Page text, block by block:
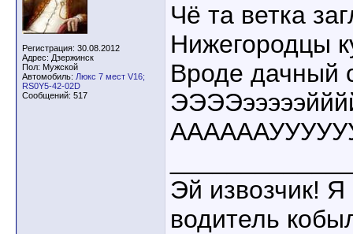
Регистрация: 30.08.2012
Адрес: Дзержинск
Пол: Мужской
Автомобиль: Люкс 7 мест V16;
RS0Y5-42-02D
Сообщений: 517
Чё та ветка
Нижегородцы
Вроде дачный
Эй извозчик! Я
водитель